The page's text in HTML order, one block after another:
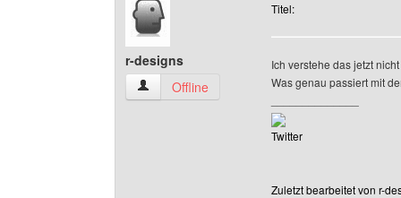
r-designs
r-designs Benutzer-Profile anzeigen
Offline
Titel:
Ich verstehe das jetzt
Was genau passiert mit
Twitter
Zuletzt bearbeitet von r-